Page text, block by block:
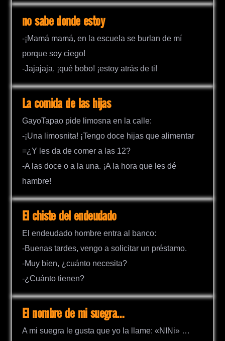
no sabe donde estoy
-¡Mamá mamá, en la escuela se burlan de mí
porque soy ciego!
-Jajajaja, ¡qué bobo! ¡estoy atrás de ti!
La comida de las hijas
GayoTapao pide limosna en la calle:
-¡Una limosnita! ¡Tengo doce hijas que alimentar
=¿Y les da de comer a las 12?
-A las doce o a la una. ¡A la hora que les dé
hambre!
El chiste del endeudado
El endeudado hombre entra al banco:
-Buenas tardes, vengo a solicitar un préstamo.
-Muy bien, ¿cuánto necesita?
-¿Cuánto tienen?
El nombre de mi suegra…
A mi suegra le gusta que yo la llame: «NINi» …